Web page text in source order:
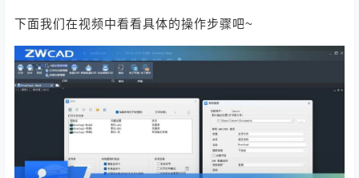
下面我们在视频中看看具体的操作步骤吧~